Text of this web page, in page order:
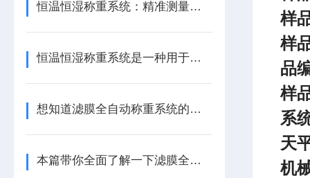
恒温恒湿称重系统：精准测量的科技保障
恒温恒湿称重系统是一种用于精确测量材料质量的设备
想知道滤膜全自动称重系统的原理及辅助功能不妨看看本篇
本篇带你全面了解一下滤膜全自动称重系统
样
样
品
样
系
天
机